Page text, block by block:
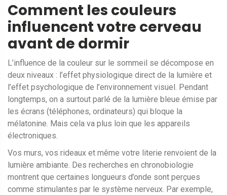
Comment les couleurs
influencent votre cerveau
avant de dormir
L’influence de la couleur sur le sommeil se décompose en
deux niveaux : l’effet physiologique direct de la lumière et
l’effet psychologique de l’environnement visuel. Pendant
longtemps, on a surtout parlé de la lumière bleue émise par
les écrans (téléphones, ordinateurs) qui bloque la
mélatonine. Mais cela va plus loin que les appareils
électroniques.
Vos murs, vos rideaux et même votre literie renvoient de la
lumière ambiante. Des recherches en chronobiologie
montrent que certaines longueurs d’onde sont perçues
comme stimulantes par le système nerveux. Par exemple,